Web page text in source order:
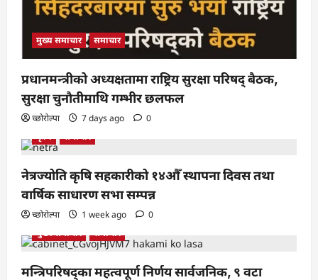
मुख्य समाचार समाचार
प्रधानमन्त्रीको अध्यक्षतामा राष्ट्रिय सुरक्षा परिषद् बैठक,
सुरक्षा चुनौतीमाथि गम्भीर छलफल
च्छोरोल्पा 7 days ago
0
कृषि
समाचार
नेत्रज्योति कृषि सहकारीको १४औँ स्थापना दिवस तथा
वार्षिक साधारण सभा सम्पन्न
च्छोरोल्पा 1 week ago
0
मुख्य समाचार
समाचार
मन्त्रिपरिषद्का महत्वपूर्ण निर्णय सार्वजनिक, ९ वटा